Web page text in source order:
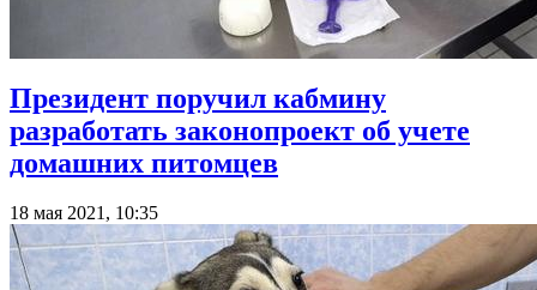
Президент поручил кабмину
разработать законопроект об учете
домашних питомцев
18 мая 2021, 10:35